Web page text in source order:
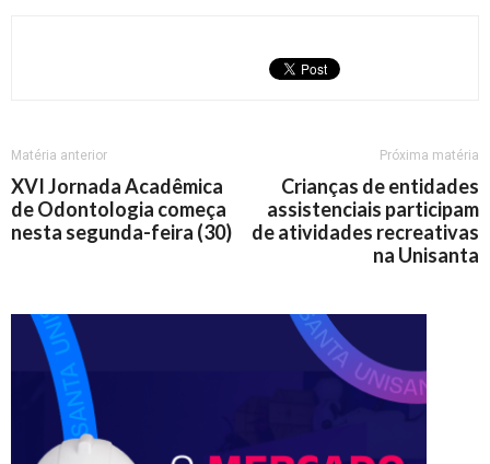
Matéria anterior
XVI Jornada Acadêmica
de Odontologia começa
nesta segunda-feira (30)
Próxima matéria
Crianças de entidades
assistenciais participam
de atividades recreativas
na Unisanta